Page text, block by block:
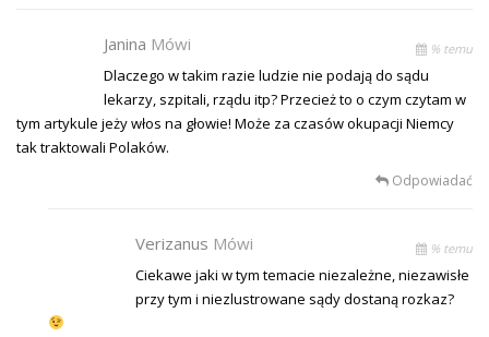
Janina Mówi % temu
Dlaczego w takim razie ludzie nie podają do sądu
lekarzy, szpitali, rządu itp? Przecież to o czym czytam w
tym artykule jeży włos na głowie! Może za czasów okupacji Niemcy
tak traktowali Polaków.
Odpowiadać
Verizanus Mówi % temu
Ciekawe jaki w tym temacie niezależne, niezawisłe
przy tym i niezlustrowane sądy dostaną rozkaz?